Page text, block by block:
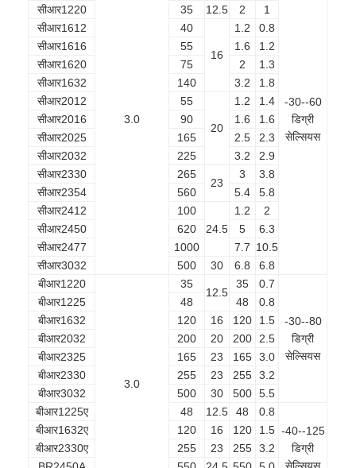
3.0
-30--60
डिग्री
सेल्सियस
सीआर1220
35 12.5 2
1
सीआर1612
40
16
1.2
0.8
सीआर1616
55 1.6
1.2
सीआर1620
75 2
1.3
सीआर1632
140 3.2
1.8
सीआर2012
55
20
1.2
1.4
सीआर2016
90 1.6
1.6
सीआर2025
165 2.5
2.3
सीआर2032
225 3.2
2.9
सीआर2330
265
23
3
3.8
सीआर2354
560 5.4
5.8
सीआर2412
100
24.5
1.2
2
सीआर2450
620 5
6.3
सीआर2477
1000 7.7 10.5
सीआर3032
500 30 6.8
6.8
बीआर1220
3.0
35
12.5
35 0.7
-30--80
डिग्री
सेल्सियस
बीआर1225 48 48
0.8
बीआर1632
120 16 120
1.5
बीआर2032
200 20 200
2.5
बीआर2325
165 23 165 3.0
बीआर2330
255 23 255 3.2
बीआर3032
500 30 500 5.5
बीआर1225ए
48 12.5 48
0.8
-40--125
डिग्री
सेल्सियस
बीआर1632ए 120 16 120
1.5
बीआर2330ए
255 23 255 3.2